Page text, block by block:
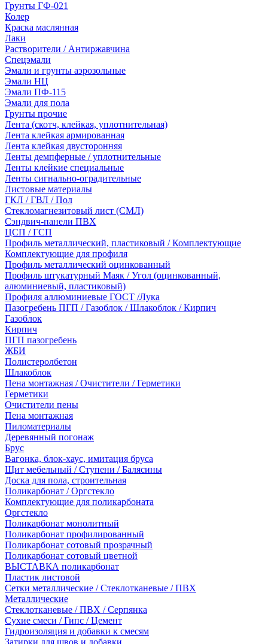
Грунты ГФ-021
Колер
Краска маслянная
Лаки
Растворители / Антиржавчина
Спецэмали
Эмали и грунты аэрозольные
Эмали НЦ
Эмали ПФ-115
Эмали для пола
Грунты прочие
Лента (скотч, клейкая, уплотнительная)
Лента клейкая армированная
Лента клейкая двусторонняя
Ленты демпферные / уплотнительные
Ленты клейкие специальные
Ленты сигнально-оградительные
Листовые материалы
ГКЛ / ГВЛ / Пол
Стекломагнезитовый лист (СМЛ)
Сэндвич-панели ПВХ
ЦСП / ГСП
Профиль металлический, пластиковый / Комплектующие
Комплектующие для профиля
Профиль металлический оцинкованный
Профиль штукатурный Маяк / Угол (оцинкованный,
алюминиевый, пластиковый)
Профиля аллюминиевые ГОСТ /Лука
Пазогребень ПГП / Газоблок / Шлакоблок / Кирпич
Газоблок
Кирпич
ПГП пазогребень
ЖБИ
Полистеролбетон
Шлакоблок
Пена монтажная / Очистители / Герметики
Герметики
Очистители пены
Пена монтажная
Пиломатериалы
Деревянный погонаж
Брус
Вагонка, блок-хаус, имитация бруса
Щит мебельный / Ступени / Балясины
Доска для пола, строительная
Поликарбонат / Оргстекло
Комплектующие для поликарбоната
Оргстекло
Поликарбонат монолитный
Поликарбонат профилированный
Поликарбонат сотовый прозрачный
Поликарбонат сотовый цветной
ВЫСТАВКА поликарбонат
Пластик листовой
Сетки металлические / Стеклотканевые / ПВХ
Металлические
Стеклотканевые / ПВХ / Серпянка
Сухие смеси / Гипс / Цемент
Гидроизоляция и добавки к смесям
Затирки для швов и добавки